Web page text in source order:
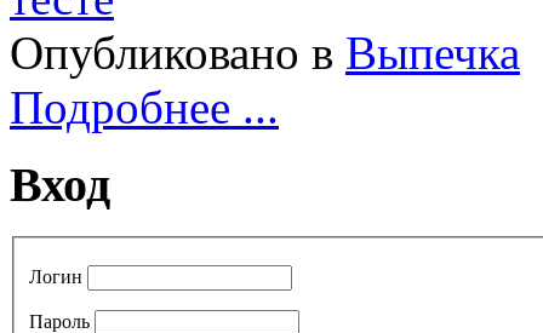
Опубликовано в Выпечка
Подробнее ...
Вход
Логин
Пароль